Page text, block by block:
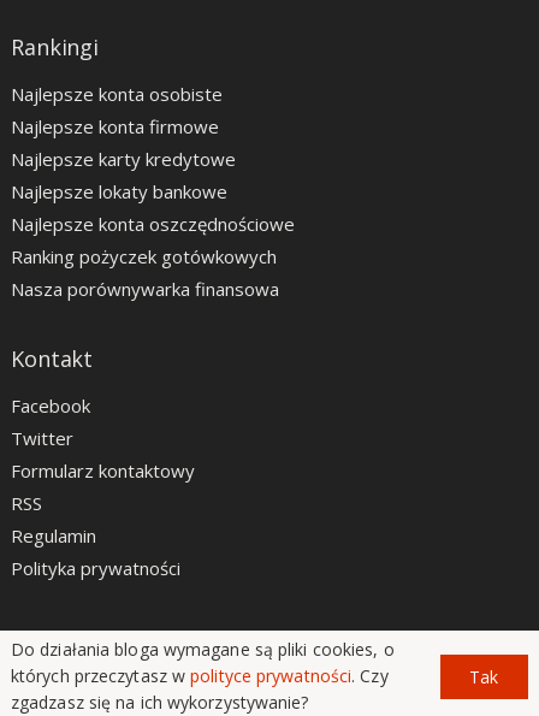
Rankingi
Najlepsze konta osobiste
Najlepsze konta firmowe
Najlepsze karty kredytowe
Najlepsze lokaty bankowe
Najlepsze konta oszczędnościowe
Ranking pożyczek gotówkowych
Nasza porównywarka finansowa
Kontakt
Facebook
Twitter
Formularz kontaktowy
RSS
Regulamin
Polityka prywatności
LiveSmarter.pl © 2012 - 2026
Do działania bloga wymagane są pliki cookies, o
których przeczytasz wpolityce prywatności. Czy
zgadzasz się na ich wykorzystywanie?
Tak